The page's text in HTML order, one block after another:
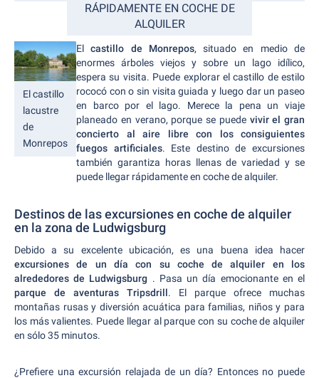
RÁPIDAMENTE EN COCHE DE
ALQUILER
El castillo
lacustre
de
Monrepos
Elcastillo de Monrepos, situado en medio de
enormes árboles viejos y sobre un lago idílico,
espera su visita. Puede explorar el castillo de estilo
rococó con o sin visita guiada y luego dar un paseo
en barco por el lago. Merece la pena un viaje
planeado en verano, porque se puede vivir el gran
concierto al aire libre con los consiguientes
fuegos artificiales. Este destino de excursiones
también garantiza horas llenas de variedad y se
puede llegar rápidamente en coche de alquiler.
Destinos de las excursiones en coche de alquiler
en la zona de Ludwigsburg
Debido a su excelente ubicación, es una buena idea hacer
excursiones de un día con su coche de alquiler en los
alrededores de Ludwigsburg . Pasa un día emocionante en el
parque de aventuras Tripsdrill. El parque ofrece muchas
montañas rusas y diversión acuática para familias, niños y para
los más valientes. Puede llegar al parque con su coche de alquiler
en sólo 35 minutos.
¿Prefiere una excursión relajada de un día? Entonces no puede